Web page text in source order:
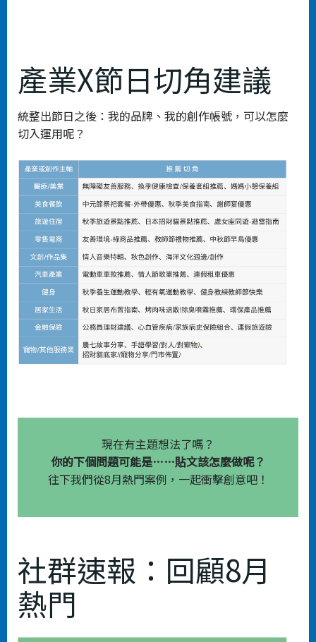
產業X節日切角建議
統整出節日之後：我的品牌、我的創作帳號，可以怎麼
切入運用呢？
現在有主題想法了嗎？
你的下個問題可能是……貼文該怎麼做呢？
往下我們從8月熱門案例，一起衝擊創意吧！
社群速報：回顧8月
熱門